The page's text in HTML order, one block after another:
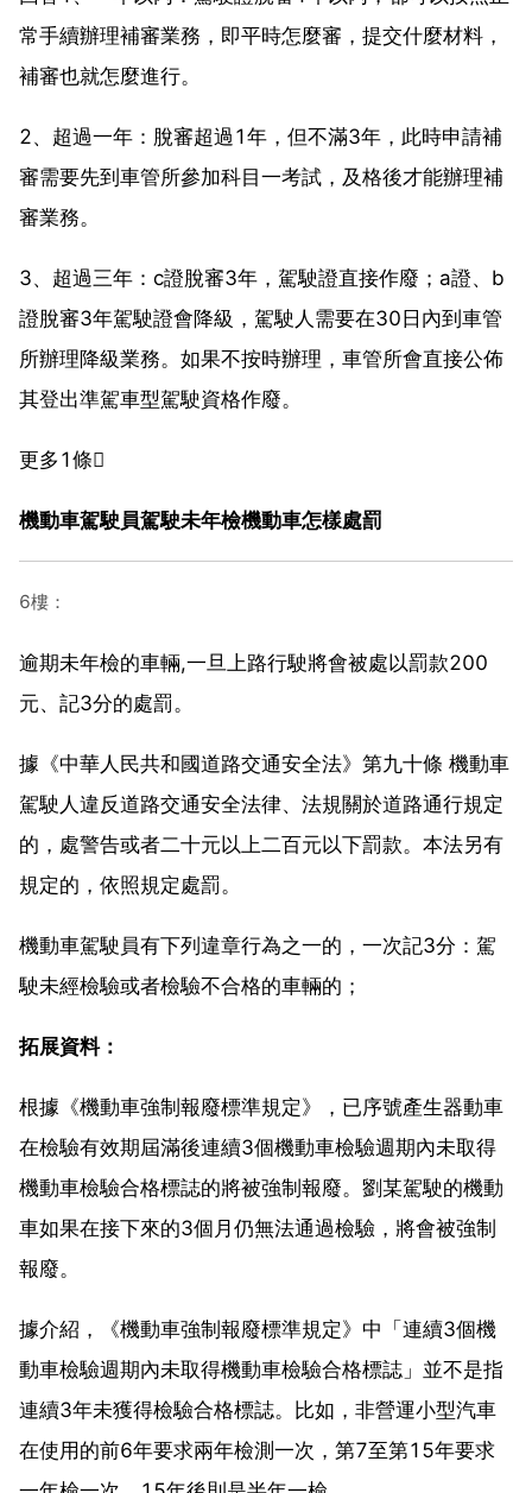
常手續辦理補審業務，即平時怎麼審，提交什麼材料，
補審也就怎麼進行。
2、超過一年：脫審超過1年，但不滿3年，此時申請補
審需要先到車管所參加科目一考試，及格後才能辦理補
審業務。
3、超過三年：c證脫審3年，駕駛證直接作廢；a證、b
證脫審3年駕駛證會降級，駕駛人需要在30日內到車管
所辦理降級業務。如果不按時辦理，車管所會直接公佈
其登出準駕車型駕駛資格作廢。
更多1條
機動車駕駛員駕駛未年檢機動車怎樣處罰
6樓：
逾期未年檢的車輛,一旦上路行駛將會被處以罰款200
元、記3分的處罰。
據《中華人民共和國道路交通安全法》第九十條 機動車
駕駛人違反道路交通安全法律、法規關於道路通行規定
的，處警告或者二十元以上二百元以下罰款。本法另有
規定的，依照規定處罰。
機動車駕駛員有下列違章行為之一的，一次記3分：駕
駛未經檢驗或者檢驗不合格的車輛的；
拓展資料：
根據《機動車強制報廢標準規定》，已序號產生器動車
在檢驗有效期屆滿後連續3個機動車檢驗週期內未取得
機動車檢驗合格標誌的將被強制報廢。劉某駕駛的機動
車如果在接下來的3個月仍無法通過檢驗，將會被強制
報廢。
據介紹，《機動車強制報廢標準規定》中「連續3個機
動車檢驗週期內未取得機動車檢驗合格標誌」並不是指
連續3年未獲得檢驗合格標誌。比如，非營運小型汽車
在使用的前6年要求兩年檢測一次，第7至第15年要求